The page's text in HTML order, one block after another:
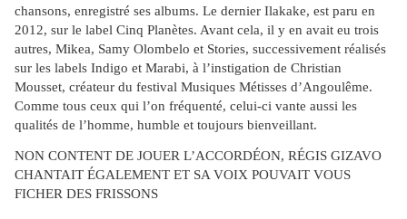
chansons, enregistré ses albums. Le dernier Ilakake, est paru en
2012, sur le label Cinq Planètes. Avant cela, il y en avait eu trois
autres, Mikea, Samy Olombelo et Stories, successivement réalisés
sur les labels Indigo et Marabi, à l’instigation de Christian
Mousset, créateur du festival Musiques Métisses d’Angoulême.
Comme tous ceux qui l’on fréquenté, celui-ci vante aussi les
qualités de l’homme, humble et toujours bienveillant.
NON CONTENT DE JOUER L’ACCORDÉON, RÉGIS GIZAVO
CHANTAIT ÉGALEMENT ET SA VOIX POUVAIT VOUS
FICHER DES FRISSONS